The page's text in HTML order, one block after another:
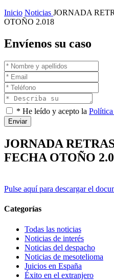
Inicio Noticias JORNADA
OTOÑO 2.018
Envíenos su caso
* He leído y acepto la
Enviar
JORNADA
FECHA OTOÑO
Pulse aquí para descargar el
Categorías
Todas las noticias
Noticias de interés
Noticias del despacho
Noticias de mesotelioma
Juicios en España
Éxito en el extranjero